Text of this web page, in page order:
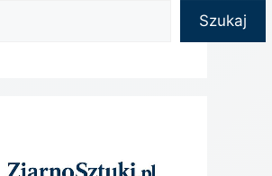
Szukaj